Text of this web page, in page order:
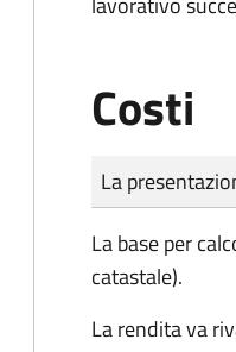
Costi
Tipo di
Importo
La
La base per
catastale).
La rendita va